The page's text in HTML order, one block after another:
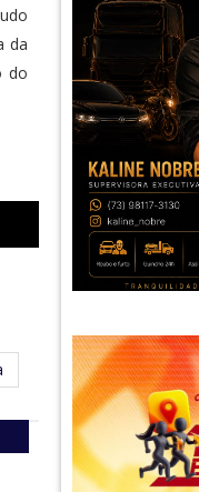
da
do